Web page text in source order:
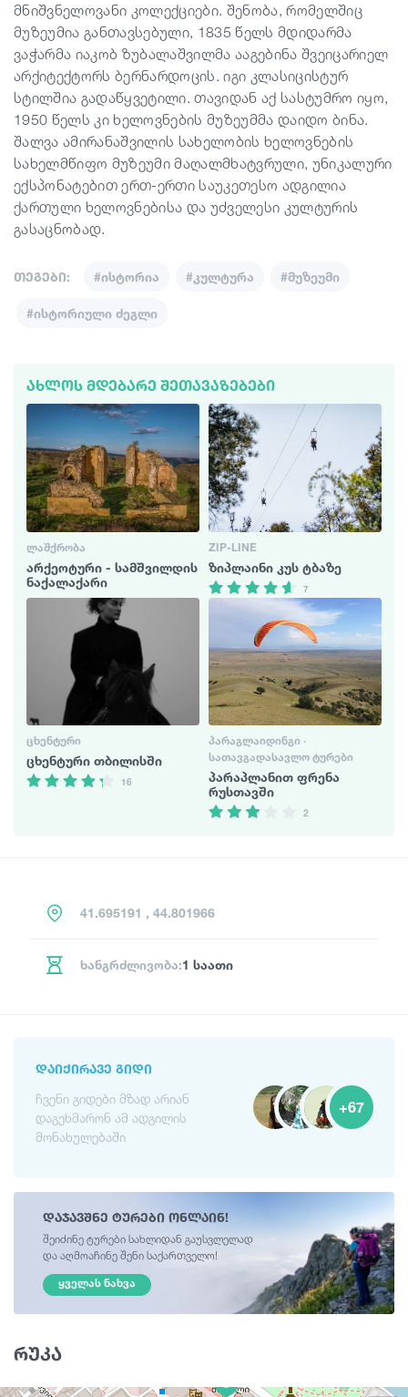
მნიშვნელოვანი კოლექციები. შენობა, რომელშიც
მუზეუმია განთავსებული, 1835 წელს მდიდარმა
ვაჭარმა იაკობ ზუბალაშვილმა ააგებინა შვეიცარიელ
არქიტექტორს ბერნარდოცის. იგი კლასიცისტურ
სტილშია გადაწყვეტილი. თავიდან აქ სასტუმრო იყო,
1950 წელს კი ხელოვნების მუზეუმმა დაიდო ბინა.
შალვა ამირანაშვილის სახელობის ხელოვნების
სახელმწიფო მუზეუმი მაღალმხატვრული, უნიკალური
ექსპონატებით ერთ-ერთი საუკეთესო ადგილია
ქართული ხელოვნებისა და უძველესი კულტურის
გასაცნობად.
თეგები: #ისტორია #კულტურა #მუზეუმი
#ისტორიული ძეგლი
ᲐᲮᲚᲝᲡ ᲛᲓᲔᲑᲐᲠᲔ ᲨᲔᲗᲐᲕᲐᲖᲔᲑᲔᲑᲘ
ᲚᲐᲨᲥᲠᲝᲑᲐ
არქეოტური - სამშვილდის
ნაქალაქარი
ZIP-LINE
ზიპლაინი კუს ტბაზე
7
ᲪᲮᲔᲜᲢᲣᲠᲘ
ცხენტური თბილისში
16
ᲞᲐᲠᲐᲒᲚᲐᲘᲓᲘᲜᲒᲘ ·
ᲡᲐᲗᲐᲕᲒᲐᲓᲐᲡᲐᲕᲚᲝ ᲢᲣᲠᲔᲑᲘ
პარაპლანით ფრენა
რუსთავში
2
41.695191 , 44.801966
ხანგრძლივობა:1 საათი
ᲓᲐᲘᲥᲘᲠᲐᲕᲔ ᲒᲘᲓᲘ
ჩვენი გიდები მზად არიან
დაგეხმარონ ამ ადგილის
მონახულებაში
+67
დაჯავშნე ტურები ონლაინ!
შეიძინე ტურები სახლიდან გაუსვლელად
და აღმოაჩინე შენი საქართველო!
ᲧᲕᲔᲚᲐᲡ ᲜᲐᲮᲕᲐ
რუკა